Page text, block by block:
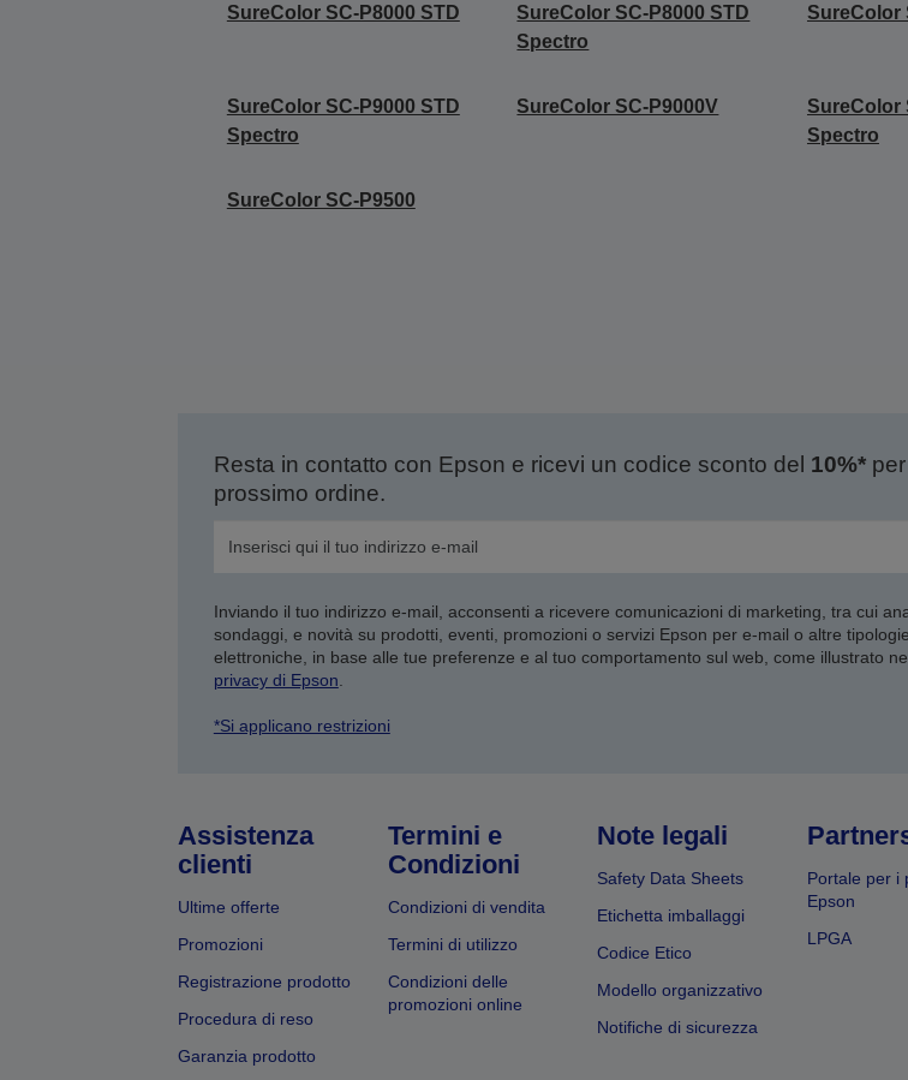
SureColor SC-P8000 STD
SureColor SC-P8000 STD
Spectro
SureColor
SureColor SC-P9000 STD
Spectro
SureColor SC-P9000V
SureColor
Spectro
SureColor SC-P9500
Resta in contatto con Epson e ricevi un codice sconto del 10%*per
prossimo ordine.
Inviando il tuo indirizzo e-mail, acconsenti a ricevere comunicazioni di marketing, tra cui
sondaggi, e novità su prodotti, eventi, promozioni o servizi Epson per e-mail o altre
elettroniche, in base alle tue preferenze e al tuo comportamento sul web, come illustrato
privacy di Epson
*Si applicano restrizioni
Assistenza
clienti
Ultime offerte
Promozioni
Registrazione prodotto
Procedura di reso
Garanzia prodotto
Termini e
Condizioni
Condizioni di vendita
Termini di utilizzo
Condizioni delle
promozioni online
Note legali
Safety Data Sheets
Etichetta imballaggi
Codice Etico
Modello organizzativo
Notifiche di sicurezza
Portale per i
Epson
LPGA